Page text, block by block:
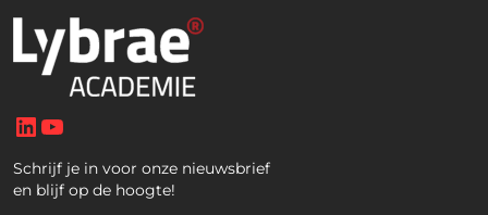
LinkedIn
Schrijf je in voor onze nieuwsbrief
en blijf op de hoogte!